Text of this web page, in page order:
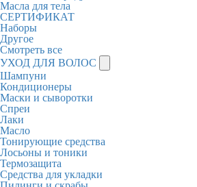
Масла для тела
СЕРТИФИКАТ
Наборы
Другое
Смотреть все
УХОД ДЛЯ ВОЛОС
Шампуни
Кондиционеры
Маски и сыворотки
Спреи
Лаки
Масло
Тонирующие средства
Лосьоны и тоники
Термозащита
Средства для укладки